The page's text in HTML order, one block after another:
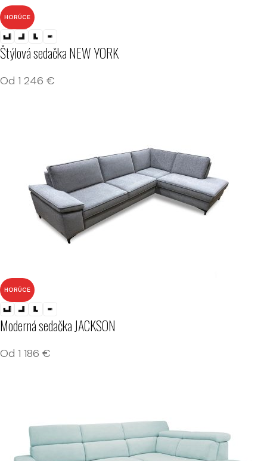
HORÚCE
Štýlová sedačka NEW YORK
Od 1 246 €
HORÚCE
Moderná sedačka JACKSON
Od 1 186 €